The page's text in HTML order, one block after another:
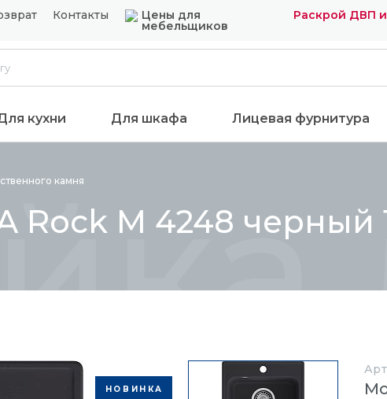
Контакты Цены для
мебельщиков
Раскрой ДВП
кухни Для шкафа Лицевая фурнитура
камня
Rock М 4248 черный
НОВИНКА